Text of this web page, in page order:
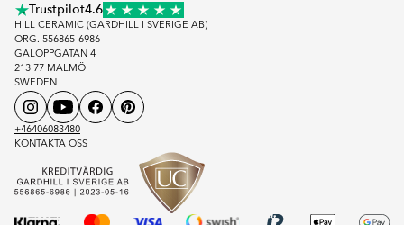
Trustpilot4.6
HILL CERAMIC (GARDHILL I SVERIGE AB)
ORG. 556865-6986
GALOPPGATAN 4
213 77 MALMÖ
SWEDEN
+46406083480
KONTAKTA OSS